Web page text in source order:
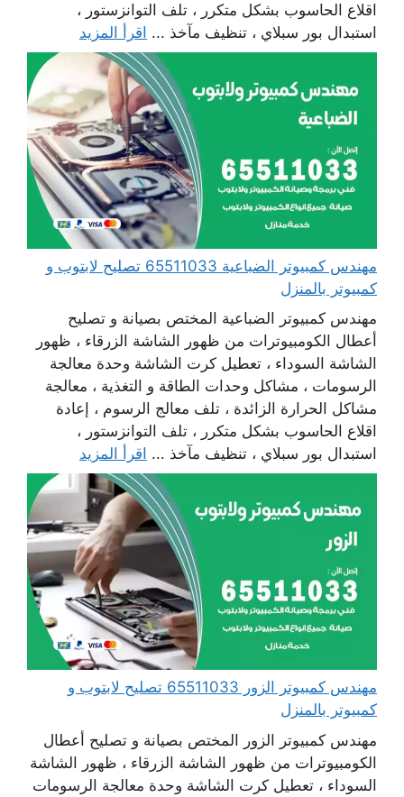
اقلاع الحاسوب بشكل متكرر ، تلف التوانزستور ،
استبدال بور سبلاي ، تنظيف مآخذ ... اقرأ المزيد
مهندس كمبيوتر الضباعية 65511033 تصليح لابتوب و
كمبيوتر بالمنزل
مهندس كمبيوتر الضباعية المختص بصيانة و تصليح
أعطال الكومبيوترات من ظهور الشاشة الزرقاء ، ظهور
الشاشة السوداء ، تعطيل كرت الشاشة وحدة معالجة
الرسومات ، مشاكل وحدات الطاقة و التغذية ، معالجة
مشاكل الحرارة الزائدة ، تلف معالج الرسوم ، إعادة
اقلاع الحاسوب بشكل متكرر ، تلف التوانزستور ،
استبدال بور سبلاي ، تنظيف مآخذ ... اقرأ المزيد
مهندس كمبيوتر الزور 65511033 تصليح لابتوب و
كمبيوتر بالمنزل
مهندس كمبيوتر الزور المختص بصيانة و تصليح أعطال
الكومبيوترات من ظهور الشاشة الزرقاء ، ظهور الشاشة
السوداء ، تعطيل كرت الشاشة وحدة معالجة الرسومات